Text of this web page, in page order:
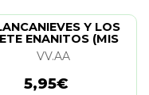
Y LOS
ENANITOS (MIS
CUENTOS DE
PRINCESAS)
VV.AA
5,95€